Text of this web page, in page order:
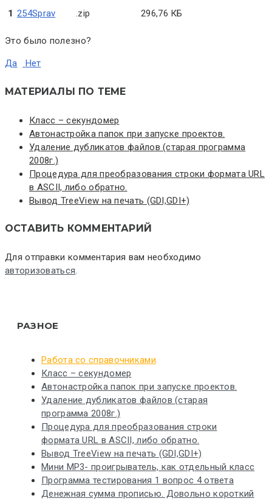
1 254Sprav .zip 296,76 КБ
Это было полезно?
Да Нет
МАТЕРИАЛЫ ПО ТЕМЕ
Класс – секундомер
Автонастройка папок при запуске проектов.
Удаление дубликатов файлов (старая программа
2008г.)
Процедура для преобразования строки формата URL
в ASCII, либо обратно.
Вывод TreeView на печать (GDI,GDI+)
ОСТАВИТЬ КОММЕНТАРИЙ
Для отправки комментария вам необходимо
авторизоваться.
РАЗНОЕ
Работа со справочниками
Класс – секундомер
Автонастройка папок при запуске проектов.
Удаление дубликатов файлов (старая
программа 2008г.)
Процедура для преобразования строки
формата URL в ASCII, либо обратно.
Вывод TreeView на печать (GDI,GDI+)
Мини MP3- проигрыватель, как отдельный класс
Программа тестирования 1 вопрос 4 ответа
Денежная сумма прописью. Довольно короткий